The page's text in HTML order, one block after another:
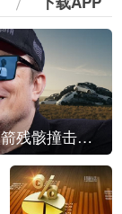
SpaceX火箭残骸撞击月球